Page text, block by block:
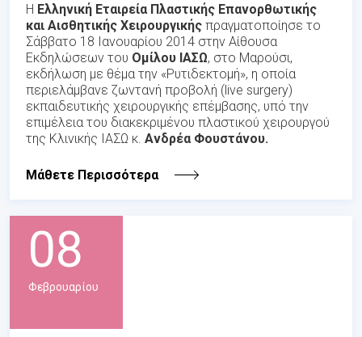
Η Ελληνική Εταιρεία Πλαστικής Επανορθωτικής
και Αισθητικής Χειρουργικής πραγματοποίησε το
Σάββατο 18 Ιανουαρίου 2014 στην Αίθουσα
Εκδηλώσεων του Ομίλου ΙΑΣΩ, στο Μαρούσι,
εκδήλωση με θέμα την «Ρυτιδεκτομή», η οποία
περιελάμβανε ζωντανή προβολή (live surgery)
εκπαιδευτικής χειρουργικής επέμβασης, υπό την
επιμέλεια του διακεκριμένου πλαστικού χειρουργού
της Κλινικής ΙΑΣΩ κ. Ανδρέα Φουστάνου.
Μάθετε Περισσότερα
08
Φεβρουαρίου